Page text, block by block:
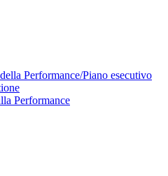
Performance/Piano esecutivo
Performance